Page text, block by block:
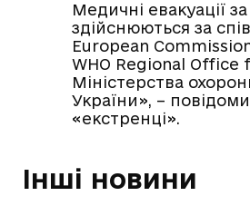
Медичні евакуації
здійснюються за
European
WHO Regional Office
Міністерства
України», –
«екстренці».
Інші новини